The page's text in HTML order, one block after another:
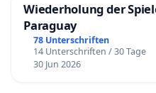
Wiederholung der
Paraguay
78 Unterschriften
14 Unterschriften / 30 Tage
30 Jun 2026